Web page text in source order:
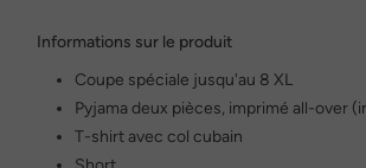
Informations sur le produit
Coupe spéciale jusqu'au 8 XL
Pyjama deux pièces, imprimé all-over
T-shirt avec col cubain